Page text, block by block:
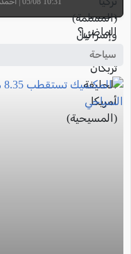
سياحة